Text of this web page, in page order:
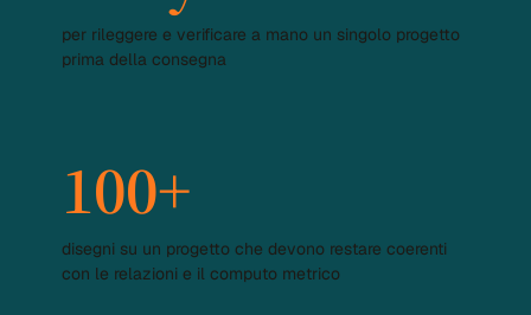
per rileggere e verificare a mano un singolo progetto
prima della consegna
100+
disegni su un progetto che devono restare coerenti
con le relazioni e il computo metrico